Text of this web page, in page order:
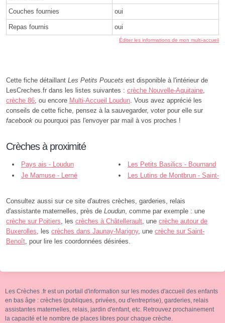
Couches fournies oui
Repas fournis oui
Éditer les informations de mon multi-accueil
Cette fiche détaillant Les Petits Poucets est disponible à l'intérieur de
LesCreches.fr dans les listes suivantes : crèche Nouvelle-Aquitaine
crèche 86 , ou encore Multi-Accueil Loudun . Vous avez apprécié les
conseils de cette fiche, pensez à la sauvegarder, voter pour elle sur
facebook ou pourquoi pas l'envoyer par mail à vos proches !
Crèches à proximité
Pays ais - Loudun
Les Petits Basilics - Bournand
Je Mamuse - Lerné
Les Lutins de Montbrun - Saint-
Consultez aussi sur ce site d'autres crèches, garderies, relais
d'assistante maternelles, près de Loudun , comme par exemple : une
crèche sur Poitiers , les crèches à Châtellerault , une crèche autour de
Buxerolles , les crèches dans Jaunay-Marigny, une crèche sur Saint-
Benoît , pour lire les coordonnées désirées.
Les Crèches .fr est un portail d'information sur les modes d'accueil des enfants
en bas âge : crèches (publiques, privées, ou d'entreprise), garderies, relais
assistantes maternelles, relais, jardin d'enfant, etc. Retrouvez prochainement
la capacité et le nombre de places libres pour chaque crèche.